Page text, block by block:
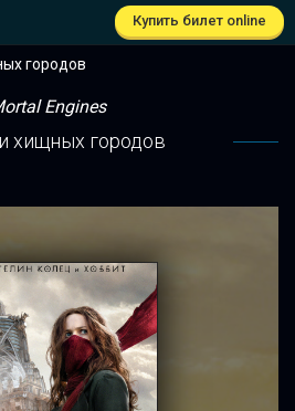
Купить билет online
городов
Engines
хищных городов